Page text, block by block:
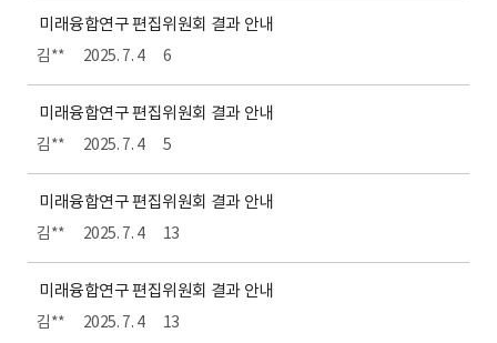
미래융합연구 편집위원회 결과 안내
김** 2025. 7. 4 6
미래융합연구 편집위원회 결과 안내
김** 2025. 7. 4 5
미래융합연구 편집위원회 결과 안내
김** 2025. 7. 4 13
미래융합연구 편집위원회 결과 안내
김** 2025. 7. 4 13